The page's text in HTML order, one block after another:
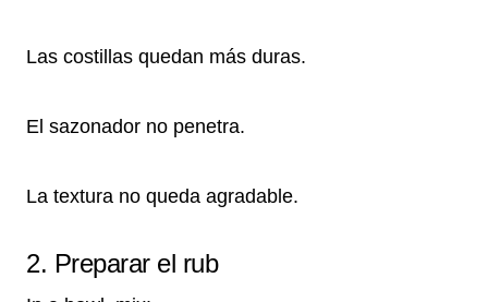
Las costillas quedan más duras.
El sazonador no penetra.
La textura no queda agradable.
2. Preparar el rub